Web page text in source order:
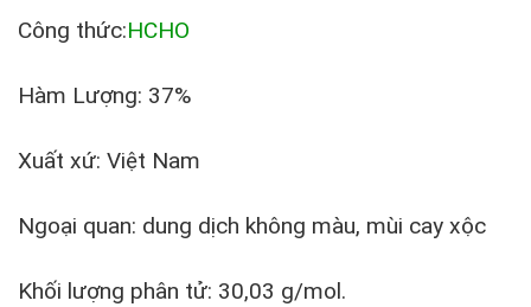
Công thức:HCHO
Hàm Lượng: 37%
Xuất xứ: Việt Nam
Ngoại quan: dung dịch không màu, mùi cay xộc
Khối lượng phân tử: 30,03 g/mol.